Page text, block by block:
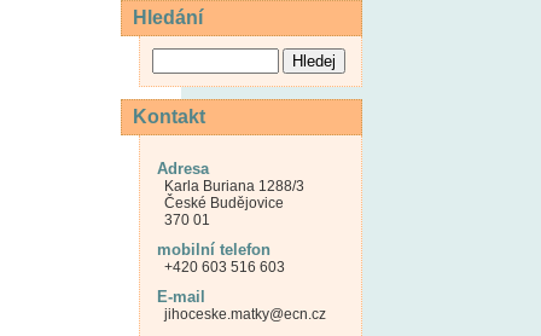
Hledání
Kontakt
Adresa
Karla Buriana 1288/3
České Budějovice
370 01
mobilní telefon
+420 603 516 603
E-mail
jihoceske.matky@ecn.cz